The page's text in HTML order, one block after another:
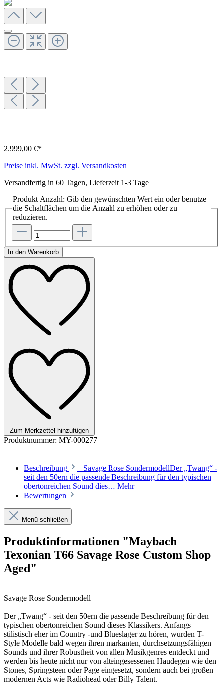
2.999,00 €*
Preise inkl. MwSt. zzgl. Versandkosten
Versandfertig in 60 Tagen, Lieferzeit 1-3 Tage
Produkt Anzahl: Gib den gewünschten Wert ein oder benutze
die Schaltflächen um die Anzahl zu erhöhen oder zu
reduzieren.
In den Warenkorb
Zum Merkzettel hinzufügen
Produktnummer: MY-000277
Beschreibung
Savage Rose SondermodellDer „Twang“ -
seit den 50ern die passende Beschreibung für den typischen
obertonreichen Sound dies… Mehr
Bewertungen
Menü schließen
Produktinformationen "Maybach
Texonian T66 Savage Rose Custom Shop
Aged"
Savage Rose Sondermodell
Der „Twang“ - seit den 50ern die passende Beschreibung für den
typischen obertonreichen Sound dieses Klassikers. Anfangs
stilistisch eher im Country -und Blueslager zu hören, wurden T-
Style Modelle bald wegen ihren markanten, durchsetzungsfähigen
Sounds und ihrer Robustheit von allen Musikgenres entdeckt und
werden bis heute nicht nur von alteingesessenen Haudegen wie den
Stones, Springsteen oder Page eingesetzt, sondern auch bei großen
modernen Acts wie Radiohead oder Billy Talent.